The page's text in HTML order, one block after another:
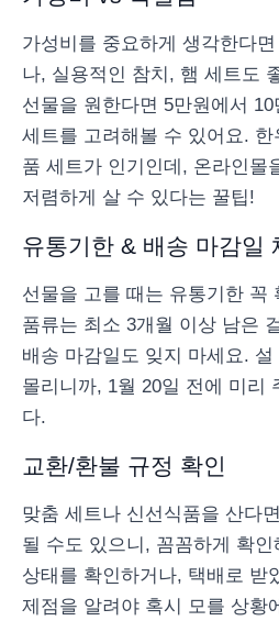
가성비를 중요하게 생각한다면
나, 실용적인 참치, 햄 세트도
선물을 원한다면 5만원에서
세트를 고려해볼 수 있어요.
품 세트가 인기인데, 온라인몰
저렴하게 살 수 있다는 꿀팁!
유통기한 & 배송 마감일
선물을 고를 때는 유통기한 꼭
품류는 최소 3개월 이상 남은
배송 마감일도 잊지 마세요. 설
몰리니까, 1월 20일 전에 미리
다.
교환/환불 규정 확인
맞춤 세트나 신선식품을 산다
될 수도 있으니, 꼼꼼하게 확
상태를 확인하거나, 택배로 받
제점을 알려야 혹시 모를 상황